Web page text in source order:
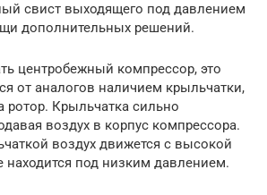
свист выходящего под давлением
дополнительных решений.
центробежный компрессор, это
от аналогов наличием крыльчатки,
ротор. Крыльчатка сильно
воздух в корпус компрессора.
воздух движется с высокой
находится под низким давлением.